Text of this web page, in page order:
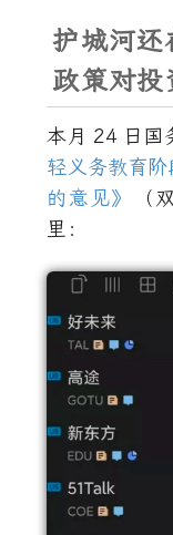
护城河还
政策对投
本月 24 日国
轻义务教育
的意见》
（
里：